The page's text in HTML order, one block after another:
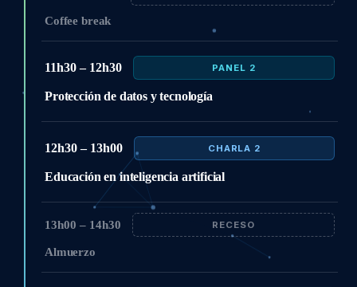
Coffee break
11h30 – 12h30 PANEL 2
Protección de datos y tecnología
12h30 – 13h00 CHARLA 2
Educación en inteligencia artificial
13h00 – 14h30 RECESO
Almuerzo